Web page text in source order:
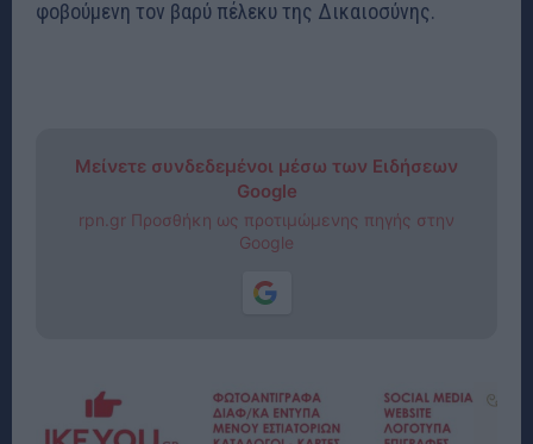
φοβούμενη τον βαρύ πέλεκυ της Δικαιοσύνης.
Μείνετε συνδεδεμένοι μέσω των Ειδήσεων
Google
rpn.gr Προσθήκη ως προτιμώμενης πηγής στην
Google